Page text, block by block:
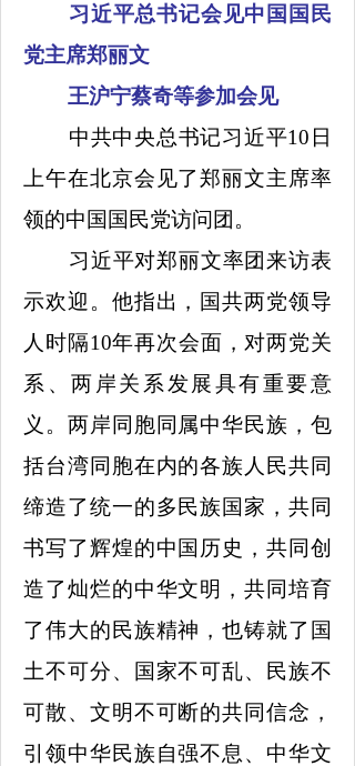
习近平总书记会见中国国民
党主席郑丽文
王沪宁蔡奇等参加会见
中共中央总书记习近平10日
上午在北京会见了郑丽文主席率
领的中国国民党访问团。
习近平对郑丽文率团来访表
示欢迎。他指出，国共两党领导
人时隔10年再次会面，对两党关
系、两岸关系发展具有重要意
义。两岸同胞同属中华民族，包
括台湾同胞在内的各族人民共同
缔造了统一的多民族国家，共同
书写了辉煌的中国历史，共同创
造了灿烂的中华文明，共同培育
了伟大的民族精神，也铸就了国
土不可分、国家不可乱、民族不
可散、文明不可断的共同信念，
引领中华民族自强不息、中华文